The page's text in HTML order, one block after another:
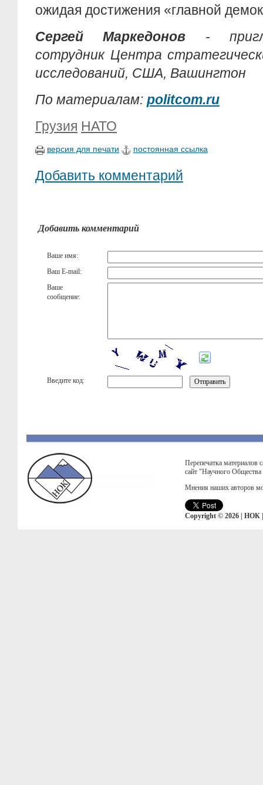
ожидая достижения «главной
Сергей Маркедонов -
сотрудник Центра
исследований, США, Вашингтон
По материалам: politcom.ru
Грузия НАТО
версия для печати постоянная ссылка
Добавить комментарий
Добавить комментарий
Ваше имя:
Ваш E-mail:
Ваше
сообщение:
Введите код:
Перепечатка материалов
сайт "Научного
Мнения наших авторов
Copyright © 2026 | НОК